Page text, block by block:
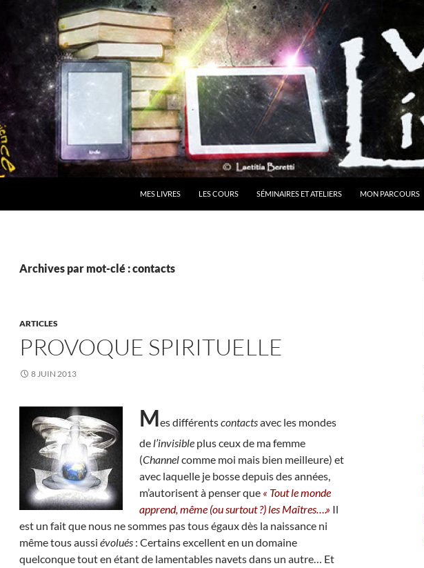
MES LIVRES LES COURS SÉMINAIRES ET ATELIERS MON PARCOURS
Archives par mot-clé : contacts
ARTICLES
PROVOQUE SPIRITUELLE
8 JUIN 2013
Mes différentscontactsavec les mondes
de l’invisible plus ceux de ma femme
(Channelcomme moi mais bien meilleure) et
avec laquelle je bosse depuis des années,
m’autorisent à penser que « Tout le monde
apprend, même (ou surtout ?) les Maîtres….» Il
est un fait que nous ne sommes pas tous égaux dès la naissance ni
même tous aussi évolués : Certains excellent en un domaine
quelconque tout en étant de lamentables navets dans un autre… Et